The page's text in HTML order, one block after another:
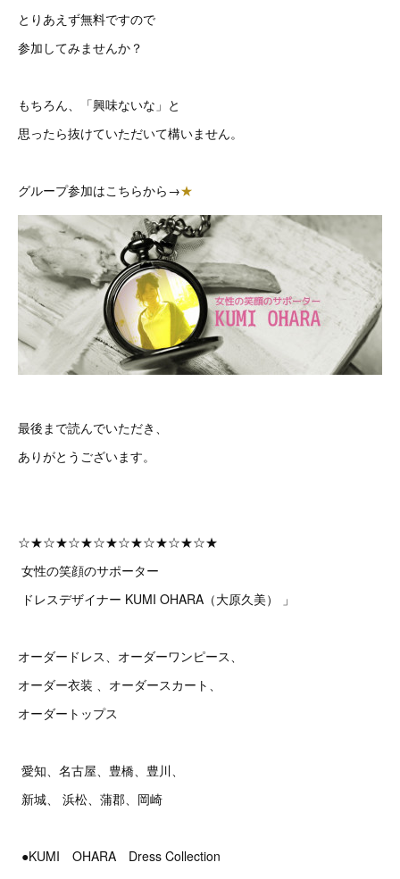
とりあえず無料ですので
参加してみませんか？
もちろん、「興味ないな」と
思ったら抜けていただいて構いません。
グループ参加はこちらから→★
最後まで読んでいただき、
ありがとうございます。
☆★☆★☆★☆★☆★☆★☆★☆★
女性の笑顔のサポーター
ドレスデザイナー KUMI OHARA（大原久美） 」
オーダードレス、オーダーワンピース、
オーダー衣装 、オーダースカート、
オーダートップス
愛知、名古屋、豊橋、豊川、
新城、 浜松、蒲郡、岡崎
●KUMI OHARA Dress Collection